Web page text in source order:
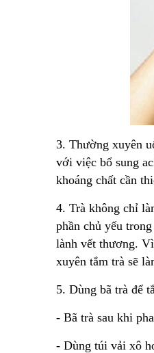
3. Thường xuyên
với việc bổ sung
khoáng chất cần
4. Trà không chỉ
phần chủ yếu
lành vết thương.
xuyên tắm trà sẽ
5. Dùng bã trà để
- Bã trà sau khi
- Dùng túi vải xô